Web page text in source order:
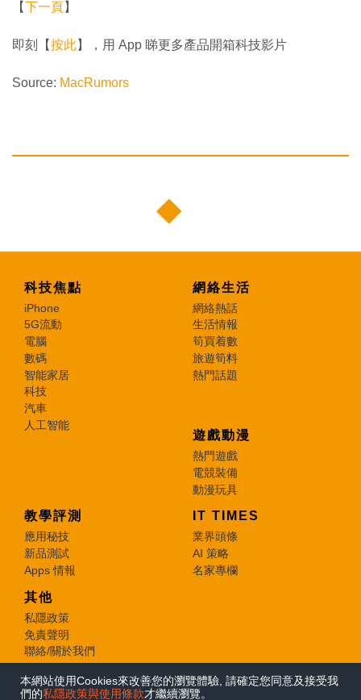
【下一頁】
即刻【按此】，用 App 睇更多產品開箱科技影片
Source: MacRumors
科技焦點
iPhone
5G流動
電腦
數碼
智能家居
科技
汽車
人工智能
網絡生活
網絡熱話
生活情報
筍買着數
旅遊筍料
熱門話題
遊戲動漫
熱門遊戲
電競裝備
動漫玩具
教學評測
應用秘技
新品測試
Apps 情報
IT TIMES
業界頭條
AI 策略
名家專欄
其他
私隱政策
免責聲明
聯絡/關於我們
© 2026 e-zone. All Rights Reserved.
本網站使用Cookies來改善您的瀏覽體驗, 請確定您同意及接受我
們的私隱政策與使用條款才繼續瀏覽。